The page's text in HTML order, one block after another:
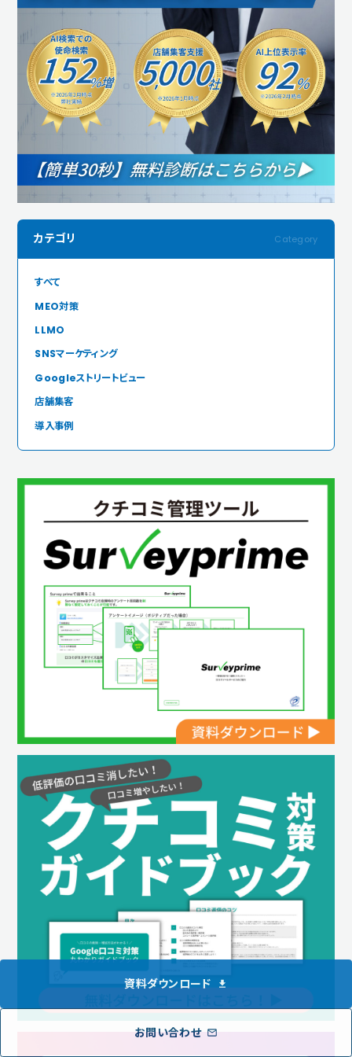
カテゴリ
すべて
MEO対策
LLMO
SNSマーケティング
Googleストリートビュー
店舗集客
導入事例
資料ダウンロード
お問い合わせ